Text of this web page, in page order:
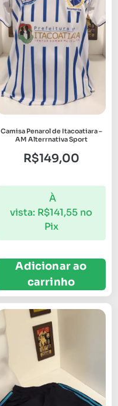
Camisa Penarol de Itacoatiara –
AM Alterrnativa Sport
R$149,00
À
vista: R$141,55 no
Pix
Adicionar ao
carrinho